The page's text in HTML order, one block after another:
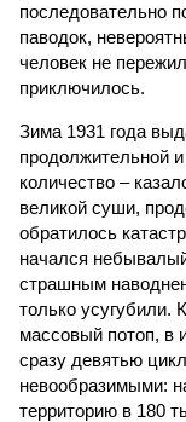
последовательно
паводок,
человек не
приключилось.
Зима 1931 года
продолжительной
количество –
великой суши,
обратилось
начался
страшным
только усугубили.
массовый потоп, в
сразу девятью
невообразимыми:
территорию в 180